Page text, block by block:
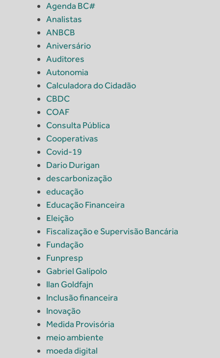
Agenda BC#
Analistas
ANBCB
Aniversário
Auditores
Autonomia
Calculadora do Cidadão
CBDC
COAF
Consulta Pública
Cooperativas
Covid-19
Dario Durigan
descarbonização
educação
Educação Financeira
Eleição
Fiscalização e Supervisão Bancária
Fundação
Funpresp
Gabriel Galípolo
Ilan Goldfajn
Inclusão financeira
Inovação
Medida Provisória
meio ambiente
moeda digital